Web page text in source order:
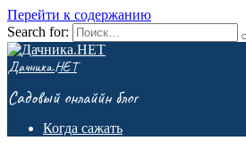
Перейти к содержанию
Search for:
Дачника.НЕТ
Садовый онлаййн блог
Когда сажать